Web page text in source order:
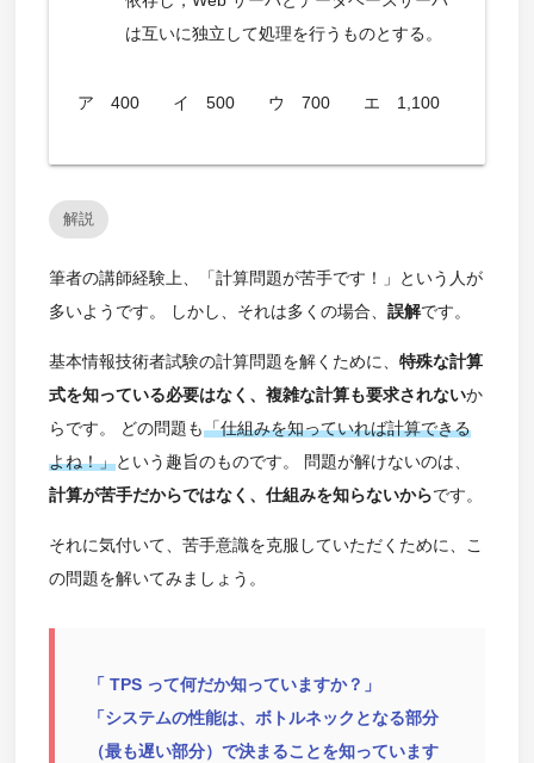
は互いに独立して処理を行うものとする。
ア 400 イ 500 ウ 700 エ 1,100
解説
筆者の講師経験上、「計算問題が苦手です！」という人が
多いようです。 しかし、それは多くの場合、 誤解です。
基本情報技術者試験の計算問題を解くために、 特殊な計算
式を知っている必要はなく、複雑な計算も要求されないか
らです。 どの問題も「仕組みを知っていれば計算できる
よね！」という趣旨のものです。 問題が解けないのは、
計算が苦手だからではなく、仕組みを知らないからです。
それに気付いて、苦手意識を克服していただくために、こ
の問題を解いてみましょう。
「 TPS って何だか知っていますか？」
「システムの性能は、ボトルネックとなる部分
（最も遅い部分）で決まることを知っています